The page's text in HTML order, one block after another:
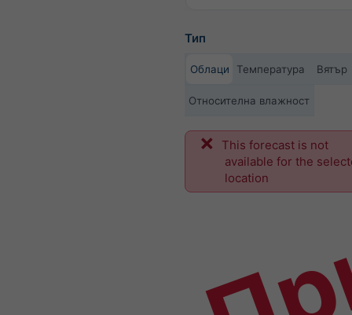
Тип
Облаци Температура Вятър
Относителна влажност
This forecast is not
available for the
location